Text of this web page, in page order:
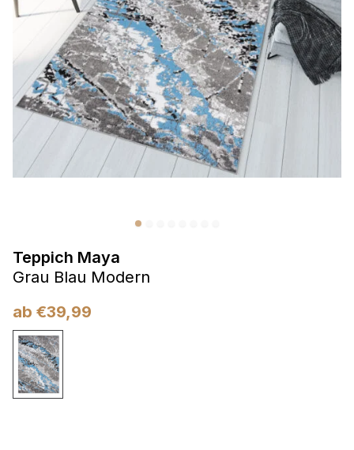
Teppich Maya
Grau Blau Modern
ab €39,99
Präferenzen
Präferenz-Cookies ermöglichen es einer Website,
Informationen zu speichern, die die Art und Weise ändern,
wie die Website aussieht oder funktioniert, wie zum Beispiel
Ihre bevorzugte Sprache oder die Region, in der Sie sich
befinden.
Statistik
Marketing
Websites hinweg zu verfolgen. Das Ziel ist es, Anzeigen
anzuzeigen, die für den einzelnen Benutzer relevant und
ansprechend sind und somit wertvoller für Herausgeber und
Werbetreibende Dritter sind.
Nicht kategorisiert.